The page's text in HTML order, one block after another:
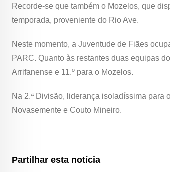
Recorde-se que também o Mozelos, que
temporada, proveniente do Rio Ave.
Neste momento, a Juventude de Fiães
PARC. Quanto às restantes duas equipas
Arrifanense e 11.º para o Mozelos.
Na 2.ª Divisão, liderança isoladíssima para
Novasemente e Couto Mineiro.
Partilhar esta notícia